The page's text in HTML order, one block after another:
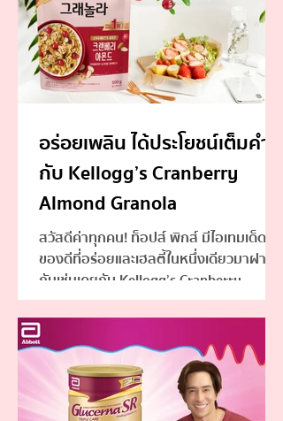
อร่อยเพลิน ได้ประโยชน์เต็มคำ
กับ Kellogg’s Cranberry
Almond Granola
สวัสดีค่าทุกคน! ท็อปส์ พิกส์ มีไอเทมเด็ด
ของดีที่อร่อยและเฮลตี้ในหนึ่งเดียวมาฝาก
กันเช่นเคยกับ Kellogg’s Cranberry
Almond Granola